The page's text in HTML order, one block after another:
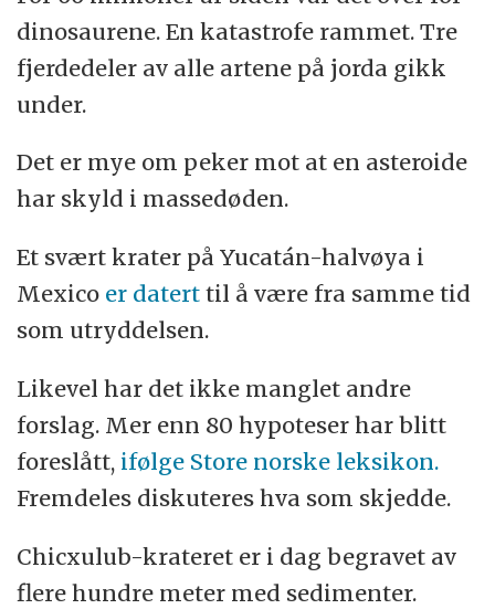
dinosaurene. En katastrofe rammet. Tre
fjerdedeler av alle artene på jorda gikk
under.
Det er mye om peker mot at en asteroide
har skyld i massedøden.
Et svært krater på Yucatán-halvøya i
Mexico er daterttil å være fra samme tid
som utryddelsen.
Likevel har det ikke manglet andre
forslag. Mer enn 80 hypoteser har blitt
foreslått, ifølge Store norske leksikon.
Fremdeles diskuteres hva som skjedde.
Chicxulub-krateret er i dag begravet av
flere hundre meter med sedimenter.